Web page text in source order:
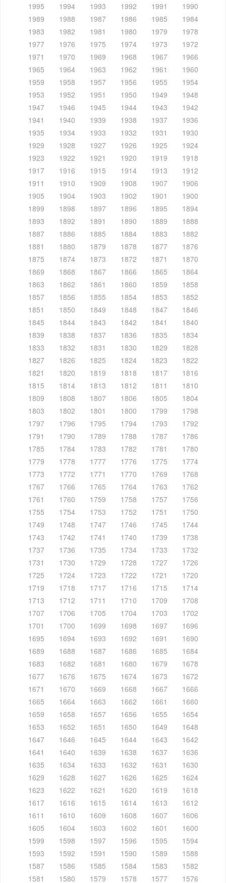
1995
1994 1993 1992 1991
1990
1989
1988 1987 1986 1985
1984
1983
1982 1981 1980 1979
1978
1977
1976 1975 1974 1973
1972
1971
1970 1969 1968 1967
1966
1965
1964 1963 1962 1961
1960
1959
1958 1957 1956 1955
1954
1953
1952 1951 1950 1949
1948
1947
1946 1945 1944 1943
1942
1941
1940 1939 1938 1937
1936
1935
1934 1933 1932 1931
1930
1929
1928 1927 1926 1925
1924
1923
1922 1921 1920 1919
1918
1917
1916 1915 1914 1913
1912
1911
1910 1909 1908 1907
1906
1905
1904 1903 1902 1901
1900
1899
1898 1897 1896 1895
1894
1893
1892 1891 1890 1889
1888
1887
1886 1885 1884 1883
1882
1881
1880 1879 1878 1877
1876
1875
1874 1873 1872 1871
1870
1869
1868 1867 1866 1865
1864
1863
1862 1861 1860 1859
1858
1857
1856 1855 1854 1853
1852
1851
1850 1849 1848 1847
1846
1845
1844 1843 1842 1841
1840
1839
1838 1837 1836 1835
1834
1833
1832 1831 1830 1829
1828
1827
1826 1825 1824 1823
1822
1821
1820 1819 1818 1817
1816
1815
1814 1813 1812 1811
1810
1809
1808 1807 1806 1805
1804
1803
1802 1801 1800 1799
1798
1797
1796 1795 1794 1793
1792
1791
1790 1789 1788 1787
1786
1785
1784 1783 1782 1781
1780
1779
1778 1777 1776 1775
1774
1773
1772 1771 1770 1769
1768
1767
1766 1765 1764 1763
1762
1761
1760 1759 1758 1757
1756
1755
1754 1753 1752 1751
1750
1749
1748 1747 1746 1745
1744
1743
1742 1741 1740 1739
1738
1737
1736 1735 1734 1733
1732
1731
1730 1729 1728 1727
1726
1725
1724 1723 1722 1721
1720
1719
1718 1717 1716 1715
1714
1713
1712 1711 1710 1709
1708
1707
1706 1705 1704 1703
1702
1701
1700 1699 1698 1697
1696
1695
1694 1693 1692 1691
1690
1689
1688 1687 1686 1685
1684
1683
1682 1681 1680 1679
1678
1677
1676 1675 1674 1673
1672
1671
1670 1669 1668 1667
1666
1665
1664 1663 1662 1661
1660
1659
1658 1657 1656 1655
1654
1653
1652 1651 1650 1649
1648
1647
1646 1645 1644 1643
1642
1641
1640 1639 1638 1637
1636
1635
1634 1633 1632 1631
1630
1629
1628 1627 1626 1625
1624
1623
1622 1621 1620 1619
1618
1617
1616 1615 1614 1613
1612
1611
1610 1609 1608 1607
1606
1605
1604 1603 1602 1601
1600
1599
1598 1597 1596 1595
1594
1593
1592 1591 1590 1589
1588
1587
1586 1585 1584 1583
1582
1581
1580 1579 1578 1577 1576